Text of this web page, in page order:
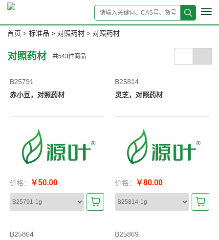
首页 > 标准品 > 对照药材 > 对照药材
对照药材 共543件商品
B25791
赤小豆，对照药材
价格： ￥50.00
B25814
灵芝，对照药材
价格： ￥80.00
B25864
B25869